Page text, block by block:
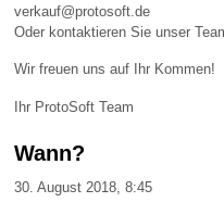
verkauf@protosoft.de
Oder kontaktieren Sie unser
Wir freuen uns auf Ihr Kommen!
Ihr ProtoSoft Team
Wann?
30. August 2018, 8:45